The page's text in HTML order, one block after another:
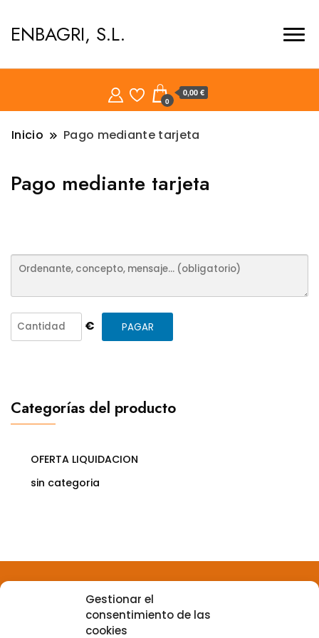
Gestionar el
consentimiento de las
cookies
ENBAGRI, S.L.
0
0,00 €
Inicio Pago mediante tarjeta
Pago mediante tarjeta
€
Categorías del producto
OFERTA LIQUIDACION
sin categoria